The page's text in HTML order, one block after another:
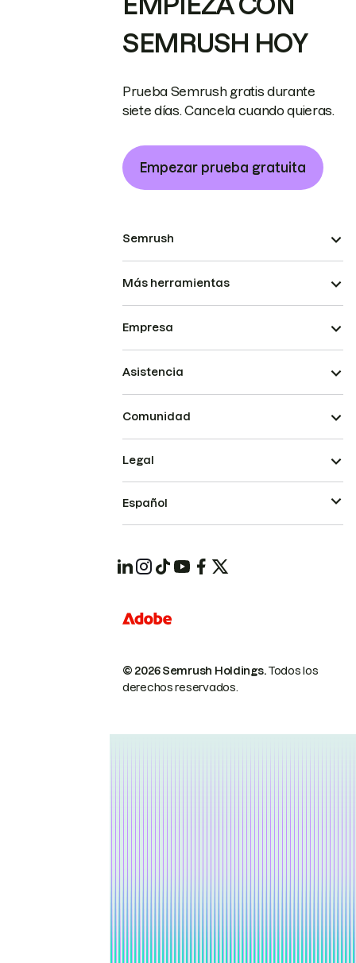
SEMRUSH HOY
Prueba Semrush gratis durante
siete días. Cancela cuando quieras.
Empezar prueba gratuita
Semrush
Más herramientas
Empresa
Asistencia
Comunidad
© 2026 Semrush Holdings.Todos los
derechos reservados.
Legal
Español